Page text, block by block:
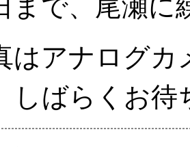
まで、尾瀬に
はアナログカ
しばらくお待